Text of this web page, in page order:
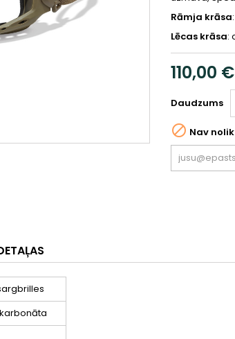
Rāmja krāsa
Lēcas krāsa:
110,00 €
Daudzums
 Nav